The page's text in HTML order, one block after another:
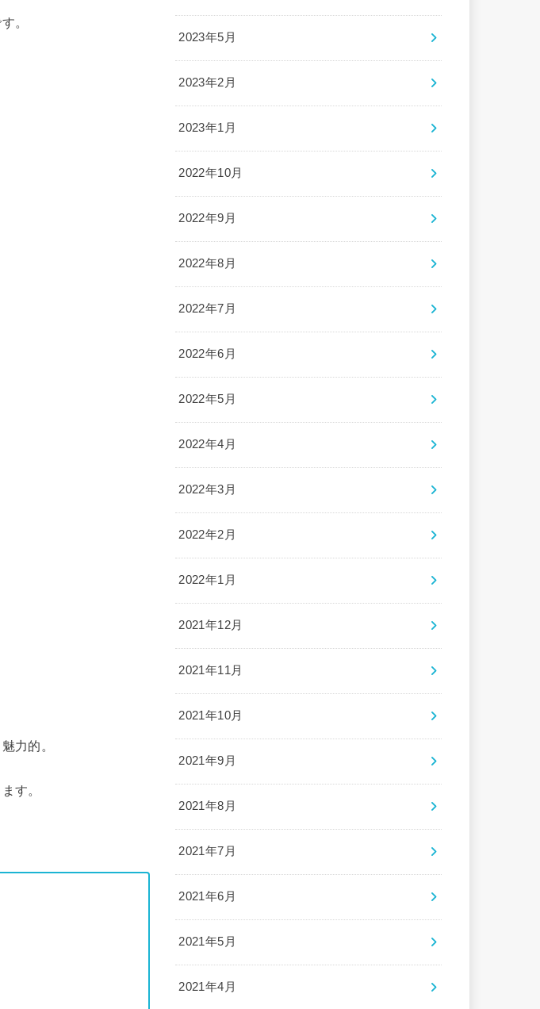
。
力的。
す。
2023年5月
2023年2月
2023年1月
2022年10月
2022年9月
2022年8月
2022年7月
2022年6月
2022年5月
2022年4月
2022年3月
2022年2月
2022年1月
2021年12月
2021年11月
2021年10月
2021年9月
2021年8月
2021年7月
2021年6月
2021年5月
2021年4月